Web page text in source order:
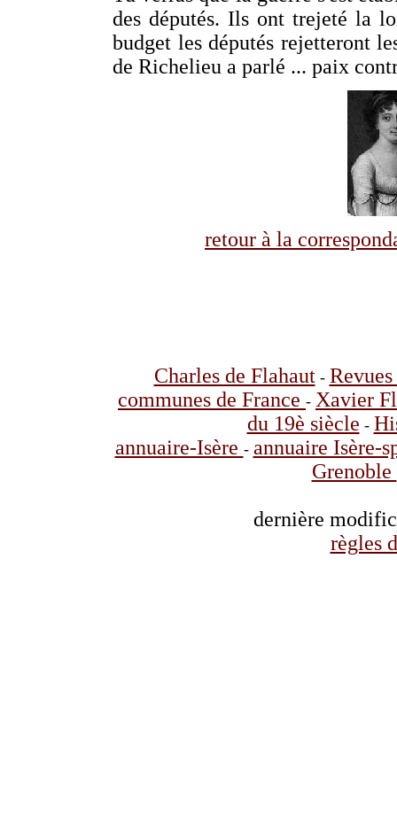
des députés. Ils ont trejeté la
budget les députés rejetteront
de Richelieu a parlé ... paix
retour à la
Charles de Flahaut-
communes de France - Xavier
du 19è siècle -
annuaire-Isère - annuaire Isère-
Grenoble
dernière
règles